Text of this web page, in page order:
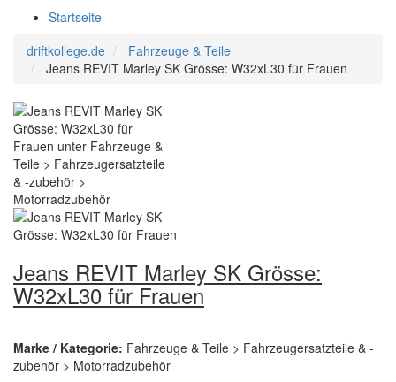
Startseite
driftkollege.de
Fahrzeuge & Teile
Jeans REVIT Marley SK Grösse: W32xL30 für Frauen
Jeans REVIT Marley SK Grösse:
W32xL30 für Frauen
Marke / Kategorie: Fahrzeuge & Teile > Fahrzeugersatzteile & -
zubehör > Motorradzubehör